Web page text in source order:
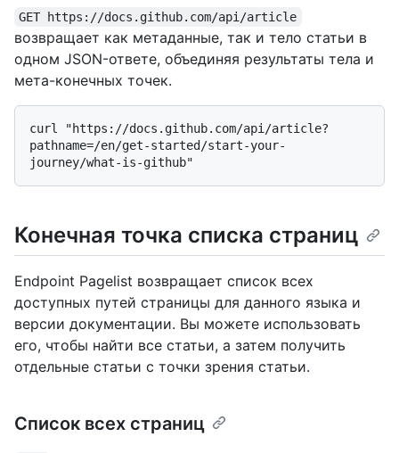
GET https://docs.github.com/api/article
возвращает как метаданные, так и тело статьи в
одном JSON-ответе, объединяя результаты тела и
мета-конечных точек.
curl "https://docs.github.com/api/article?
pathname=/en/get-started/start-your-
Конечная точка списка страниц
Endpoint Pagelist возвращает список всех
доступных путей страницы для данного языка и
версии документации. Вы можете использовать
его, чтобы найти все статьи, а затем получить
отдельные статьи с точки зрения статьи.
Список всех страниц